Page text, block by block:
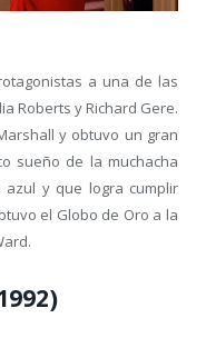
a una de las
Roberts y Richard Gere.
y obtuvo un gran
sueño de la muchacha
y que logra cumplir
el Globo de Oro a la